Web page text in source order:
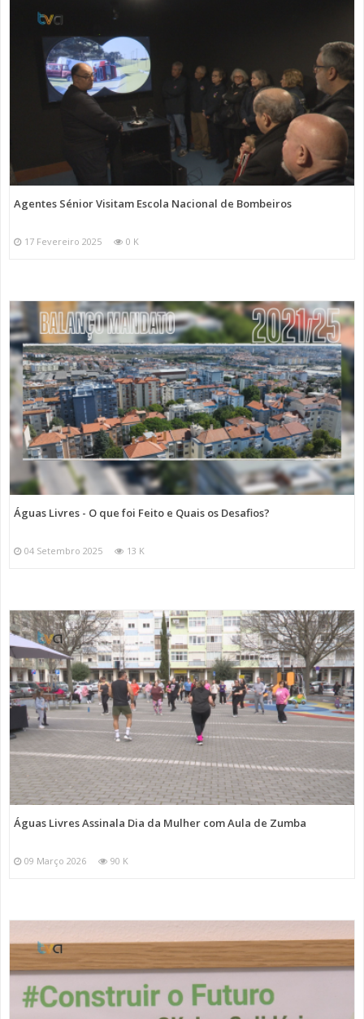
Agentes Sénior Visitam Escola Nacional de Bombeiros
17 Fevereiro 2025 0 K
Águas Livres - O que foi Feito e Quais os Desafios?
04 Setembro 2025 13 K
Águas Livres Assinala Dia da Mulher com Aula de Zumba
09 Março 2026 90 K